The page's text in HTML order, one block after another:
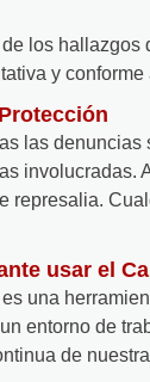
los hallazgos
y
las
involucradas.
represalia.
usar el
una
entorno de
de